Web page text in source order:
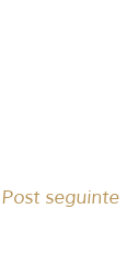
Post seguinte